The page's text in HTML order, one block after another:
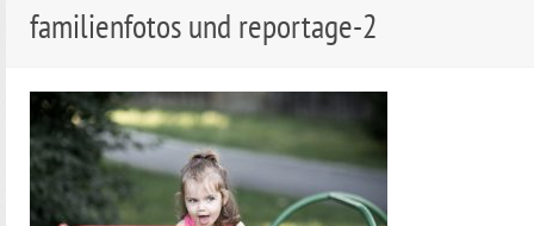
familienfotos und reportage-2